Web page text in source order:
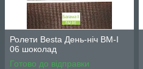
Ролети Besta День-ніч BМ-І
06 шоколад
Готово до відправки